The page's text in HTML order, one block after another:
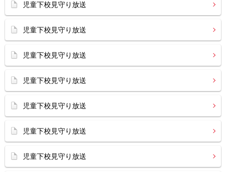
児童下校見守り放送
児童下校見守り放送
児童下校見守り放送
児童下校見守り放送
児童下校見守り放送
児童下校見守り放送
児童下校見守り放送